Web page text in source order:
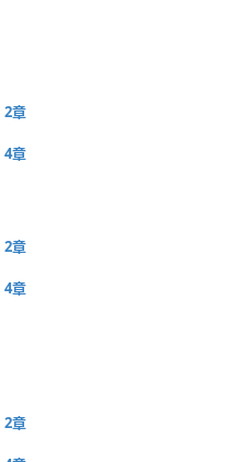
2章
4章
2章
4章
2章